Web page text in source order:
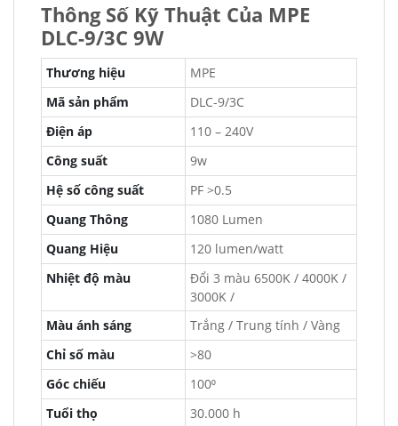
Thông Số Kỹ Thuật Của MPE
DLC-9/3C 9W
Thương hiệu
MPE
Mã sản phẩm
DLC-9/3C
Điện áp
110 – 240V
Công suất
9w
Hệ số công suất
PF >0.5
Quang Thông
1080 Lumen
Quang Hiệu
120 lumen/watt
Nhiệt độ màu
Đổi 3 màu 6500K / 4000K /
3000K /
Màu ánh sáng
Trắng / Trung tính / Vàng
Chỉ số màu
>80
Góc chiếu
100⁰
Tuổi thọ
30.000 h